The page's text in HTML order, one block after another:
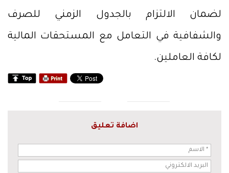
لضمان الالتزام بالجدول الزمني للصرف
والشفافية في التعامل مع المستحقات المالية
لكافة العاملين.
اضافة تعليق